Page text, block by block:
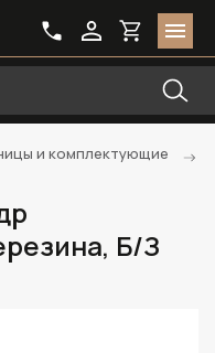
и комплектующие
Б/З